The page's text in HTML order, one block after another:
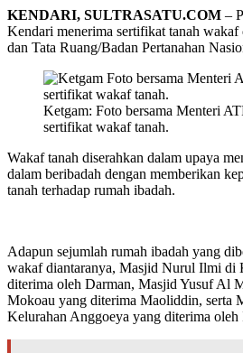
KENDARI, SULTRASATU.COM –
Kendari menerima sertifikat tanah
dan Tata Ruang/Badan Pertanahan
Ketgam: Foto bersama Menteri
sertifikat wakaf tanah.
Wakaf tanah diserahkan dalam upaya
dalam beribadah dengan memberikan
tanah terhadap rumah ibadah.
Adapun sejumlah rumah ibadah yang
wakaf diantaranya, Masjid Nurul Ilmi di
diterima oleh Darman, Masjid Yusuf Al
Mokoau yang diterima Maoliddin, serta
Kelurahan Anggoeya yang diterima